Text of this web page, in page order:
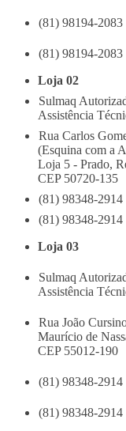
(81) 98194-2083
(81) 98194-2083
Loja 02
Sulmaq
Assistência
Rua Carlos
(Esquina com a
Loja 5 - Prado,
CEP 50720-135
(81) 98348-2914
(81) 98348-2914
Loja 03
Sulmaq
Assistência
Rua João
Maurício de
CEP 55012-190
(81) 98348-2914
(81) 98348-2914